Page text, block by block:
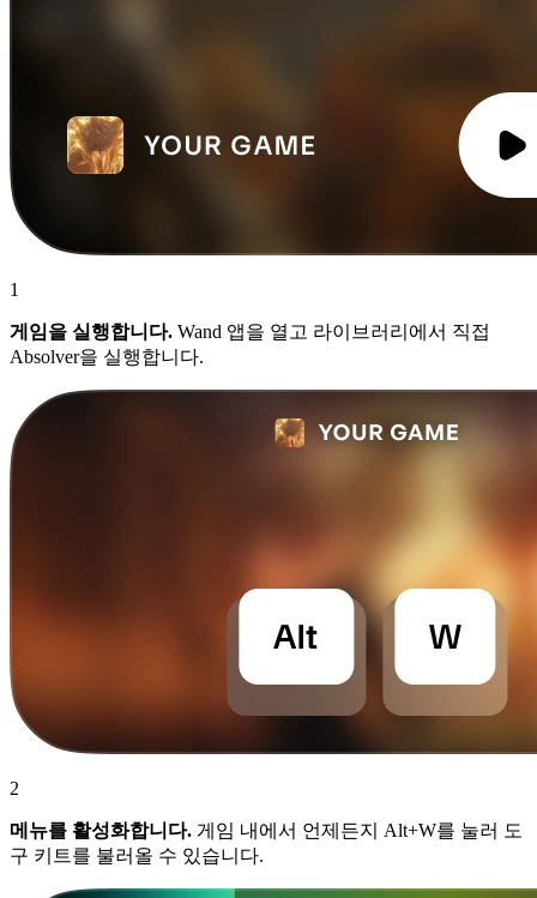
1
게임을 실행합니다. Wand 앱을 열고 라이브러리에서 직접
Absolver을 실행합니다.
2
메뉴를 활성화합니다. 게임 내에서 언제든지 Alt+W를 눌러 도
구 키트를 불러올 수 있습니다.